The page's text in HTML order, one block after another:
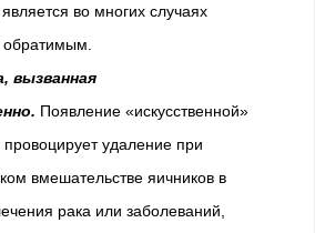
во многих случаях
вызванная
Появление «искусственной»
удаление при
вмешательстве яичников в
рака или заболеваний,